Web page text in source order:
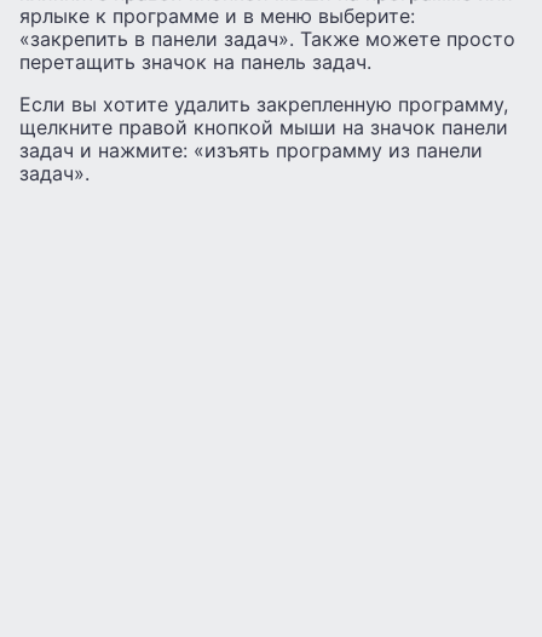
ярлыке к программе и в меню выберите:
«закрепить в панели задач». Также можете просто
перетащить значок на панель задач.
Если вы хотите удалить закрепленную программу,
щелкните правой кнопкой мыши на значок панели
задач и нажмите: «изъять программу из панели
задач».